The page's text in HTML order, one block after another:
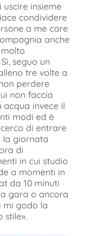
insieme
condividere
a me care
anche
seguo un
tre volte a
perdere
non faccia
acqua invece il
modi ed è
di entrare
la giornata
di
in cui studio
a momenti in
da 10 minuti
gara o ancora
mi godo la
stile».